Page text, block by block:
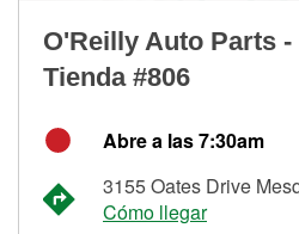
O'Reilly Auto Parts -
Tienda #806
Abre a las 7:30am
3155 Oates Drive
Cómo llegar